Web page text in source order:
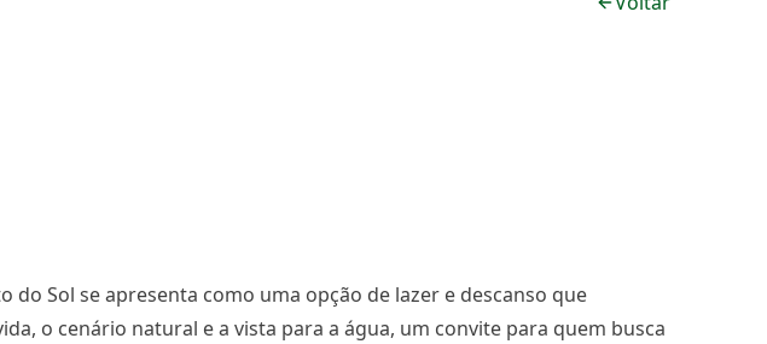
do Sol se apresenta como uma opção de lazer e descanso que
o cenário natural e a vista para a água, um convite para quem busca